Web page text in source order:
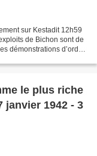
sur Kestadit 12h59
de Bichon sont de
démonstrations d’ordre
le plus riche
janvier 1942 - 3